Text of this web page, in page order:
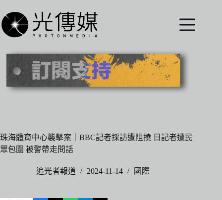
至
主
內
珠海體育中心襲擊案｜BBC記者採訪遭阻撓 日記者遭民
眾包圍 被警帶走問話
追光者報道 2024-11-14 國際